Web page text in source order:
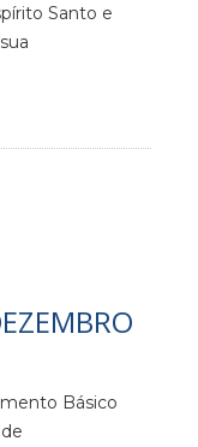
Santo e
Básico